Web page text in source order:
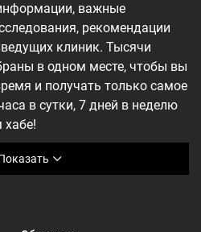
важные
рекомендации
клиник. Тысячи
в одном месте, чтобы вы
и получать только самое
в сутки, 7 дней в неделю